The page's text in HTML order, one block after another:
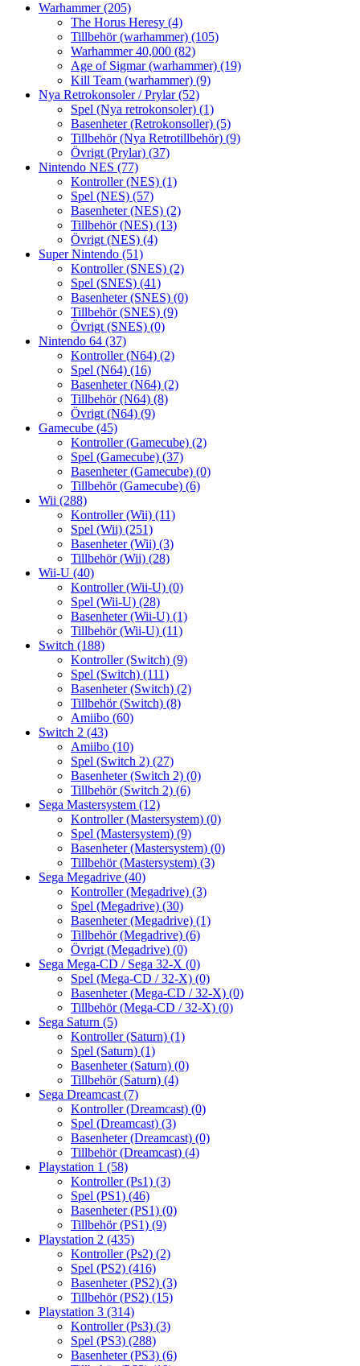
Warhammer(205)
The Horus Heresy (4)
Tillbehör (warhammer) (105)
Warhammer 40,000 (82)
Age of Sigmar (warhammer) (19)
Kill Team (warhammer) (9)
Nya Retrokonsoler / Prylar(52)
Spel (Nya retrokonsoler) (1)
Basenheter (Retrokonsoller) (5)
Tillbehör (Nya Retrotillbehör) (9)
Övrigt (Prylar) (37)
Nintendo NES (77)
Kontroller (NES) (1)
Spel (NES) (57)
Basenheter (NES) (2)
Tillbehör (NES) (13)
Övrigt (NES) (4)
Super Nintendo (51)
Kontroller (SNES) (2)
Spel (SNES) (41)
Basenheter (SNES) (0)
Tillbehör (SNES) (9)
Övrigt (SNES) (0)
Nintendo 64 (37)
Kontroller (N64) (2)
Spel (N64) (16)
Basenheter (N64) (2)
Tillbehör (N64) (8)
Övrigt (N64) (9)
Gamecube (45)
Kontroller (Gamecube) (2)
Spel (Gamecube) (37)
Basenheter (Gamecube) (0)
Tillbehör (Gamecube) (6)
Wii (288)
Kontroller (Wii) (11)
Spel (Wii) (251)
Basenheter (Wii) (3)
Tillbehör (Wii) (28)
Wii-U (40)
Kontroller (Wii-U) (0)
Spel (Wii-U) (28)
Basenheter (Wii-U) (1)
Tillbehör (Wii-U) (11)
Switch (188)
Kontroller (Switch) (9)
Spel (Switch) (111)
Basenheter (Switch) (2)
Tillbehör (Switch) (8)
Amiibo (60)
Switch 2 (43)
Amiibo (10)
Spel (Switch 2) (27)
Basenheter (Switch 2) (0)
Tillbehör (Switch 2) (6)
Sega Mastersystem (12)
Kontroller (Mastersystem) (0)
Spel (Mastersystem) (9)
Basenheter (Mastersystem) (0)
Tillbehör (Mastersystem) (3)
Sega Megadrive (40)
Kontroller (Megadrive) (3)
Spel (Megadrive) (30)
Basenheter (Megadrive) (1)
Tillbehör (Megadrive) (6)
Övrigt (Megadrive) (0)
Sega Mega-CD / Sega 32-X (0)
Spel (Mega-CD / 32-X) (0)
Basenheter (Mega-CD / 32-X) (0)
Tillbehör (Mega-CD / 32-X) (0)
Sega Saturn (5)
Kontroller (Saturn) (1)
Spel (Saturn) (1)
Basenheter (Saturn) (0)
Tillbehör (Saturn) (4)
Sega Dreamcast (7)
Kontroller (Dreamcast) (0)
Spel (Dreamcast) (3)
Basenheter (Dreamcast) (0)
Tillbehör (Dreamcast) (4)
Playstation 1 (58)
Kontroller (Ps1) (3)
Spel (PS1) (46)
Basenheter (PS1) (0)
Tillbehör (PS1) (9)
Playstation 2 (435)
Kontroller (Ps2) (2)
Spel (PS2) (416)
Basenheter (PS2) (3)
Tillbehör (PS2) (15)
Playstation 3 (314)
Kontroller (Ps3) (3)
Spel (PS3) (288)
Basenheter (PS3) (6)